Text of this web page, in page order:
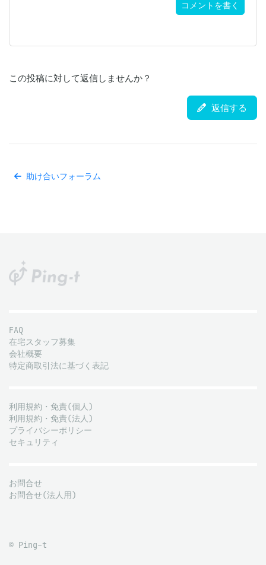
コメントを書く
この投稿に対して返信しませんか？
返信する
助け合いフォーラム
FAQ
在宅スタッフ募集
会社概要
特定商取引法に基づく表記
利用規約・免責(個人)
利用規約・免責(法人)
プライバシーポリシー
セキュリティ
お問合せ
お問合せ(法人用)
© Ping-t